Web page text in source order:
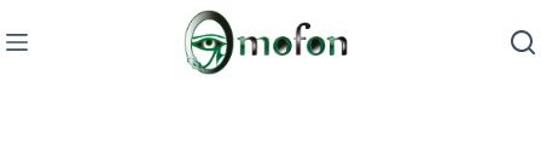
to
content